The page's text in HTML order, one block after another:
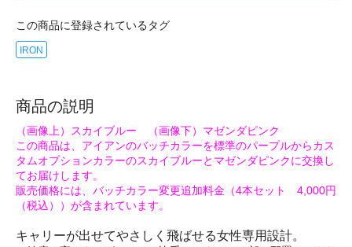
この商品に登録されているタグ
IRON
商品の説明
（画像上）スカイブルー （画像下）マゼンダピンク
この商品は、アイアンのバッチカラーを標準のパープルからカス
タムオプションカラーのスカイブルーとマゼンダピンクに交換し
てお届けします。
販売価格には、バッチカラー変更追加料金（4本セット 4,000円
（税込））が含まれています。
キャリーが出せてやさしく飛ばせる女性専用設計。